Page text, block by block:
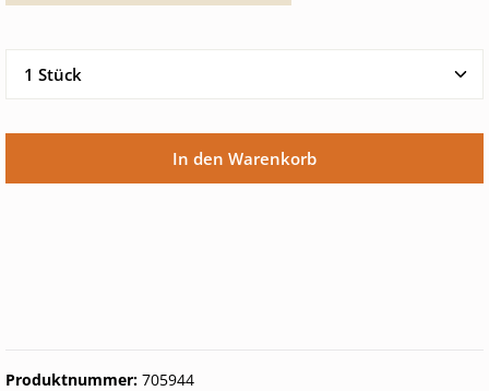
Produkt Anzahl: Gib den gewünschten Wert ein
In den Warenkorb
Produktnummer: 705944